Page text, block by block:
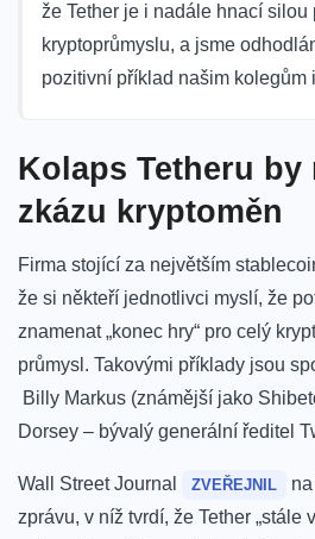
že Tether je i nadále hnací
kryptoprůmyslu, a jsme
pozitivní příklad našim kolegům
Kolaps Tetheru
zkázu kryptoměn
Firma stojící za největším
že si někteří jednotlivci myslí, že
znamenat „konec hry“ pro celý
průmysl. Takovými příklady jsou
Billy Markus (známější jako
Dorsey – bývalý generální ředitel
Wall Street Journal ZVEŘEJNIL
zprávu, v níž tvrdí, že Tether